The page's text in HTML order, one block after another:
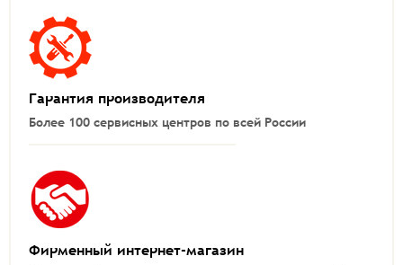
Гарантия производителя
Более 100 сервисных центров по всей России
Фирменный интернет-магазин